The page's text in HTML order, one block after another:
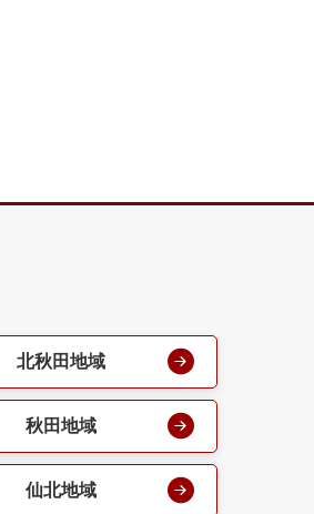
北秋田地域
秋田地域
仙北地域